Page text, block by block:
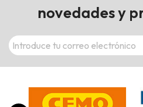
novedades y